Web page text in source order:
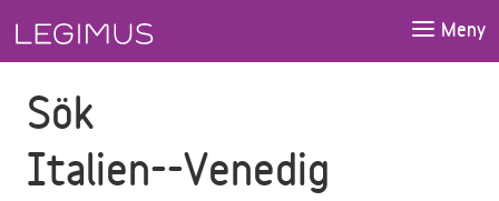
Meny
Sök
Italien--Venedig